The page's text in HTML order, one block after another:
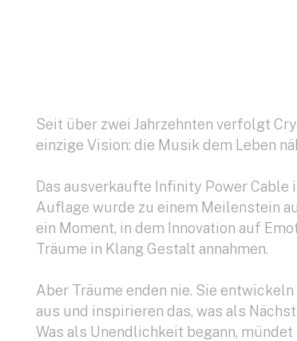
Seit über zwei Jahrzehnten verfolgt
einzige Vision: die Musik dem Leben
Das ausverkaufte Infinity Power
Auflage wurde zu einem Meilenstein
ein Moment, in dem Innovation auf
Träume in Klang Gestalt annahmen.
Aber Träume enden nie. Sie
aus und inspirieren das, was als
Was als Unendlichkeit begann, mündet